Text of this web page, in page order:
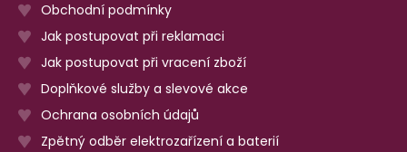
Obchodní podmínky
Jak postupovat při reklamaci
Jak postupovat při vracení zboží
Doplňkové služby a slevové akce
Ochrana osobních údajů
Zpětný odběr elektrozařízení a baterií